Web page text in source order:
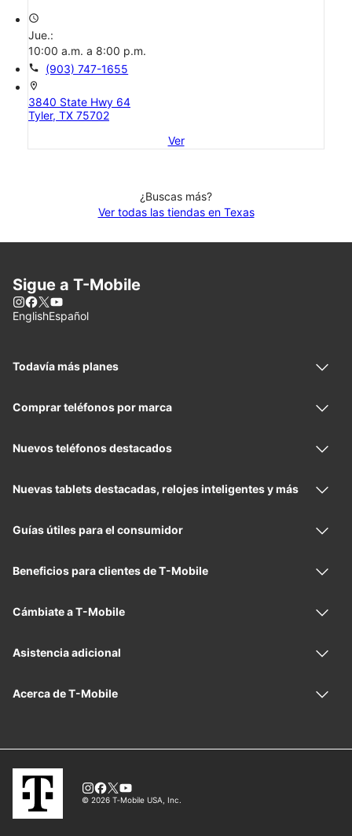
access_time
Jue.:
10:00 a.m. a 8:00 p.m.
call (903) 747-1655
location_on
3840 State Hwy 64
Tyler, TX 75702
Ver
¿Buscas más?
Ver todas las tiendas en Texas